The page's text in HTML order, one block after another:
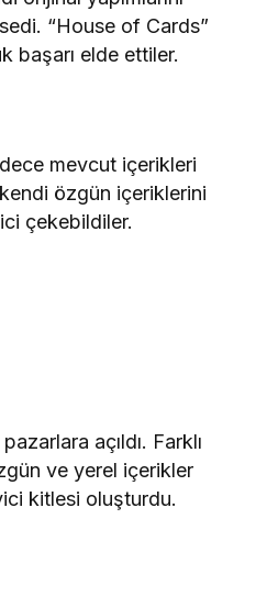
“House of Cards”
başarı elde ettiler.
mevcut içerikleri
özgün içeriklerini
çekebildiler.
açıldı. Farklı
ve yerel içerikler
kitlesi oluşturdu.